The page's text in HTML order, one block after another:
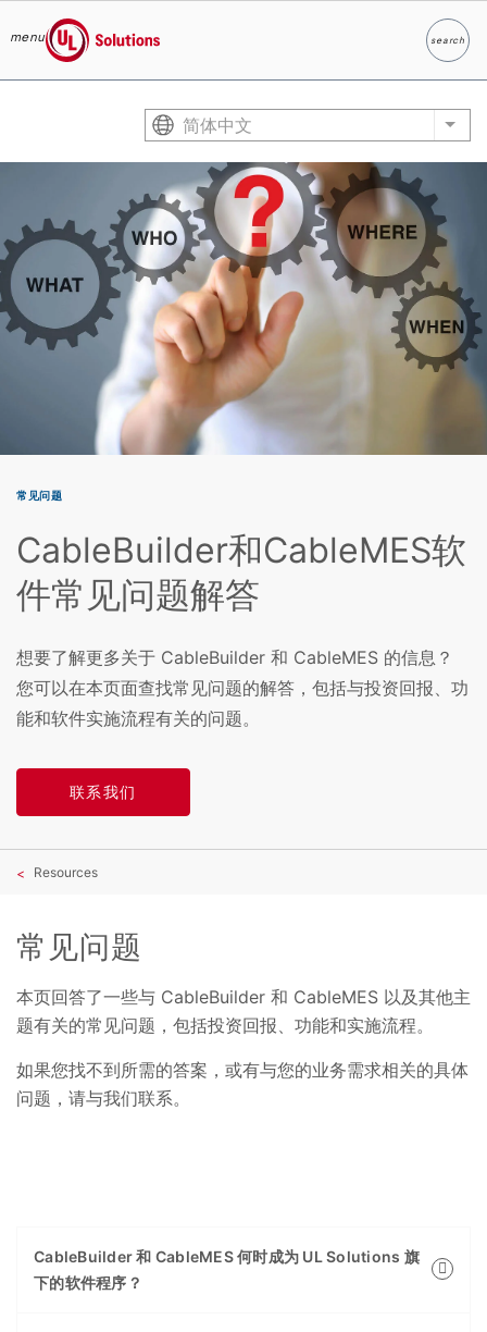
menu
UL Solutions
searchSearch
简体中文 List
常见问题
CableBuilder和CableMES软
件常见问题解答
想要了解更多关于 CableBuilder 和 CableMES 的信息？
您可以在本页面查找常见问题的解答，包括与投资回报、功
能和软件实施流程有关的问题。
联系我们
Resources
常见问题
本页回答了一些与 CableBuilder 和 CableMES 以及其他主
题有关的常见问题，包括投资回报、功能和实施流程。
如果您找不到所需的答案，或有与您的业务需求相关的具体
问题，请与我们联系。
CableBuilder 和 CableMES 何时成为 UL Solutions 旗
下的软件程序？